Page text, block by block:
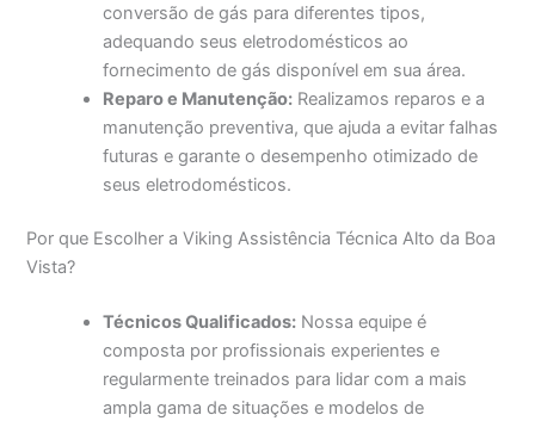
conversão de gás para diferentes tipos,
adequando seus eletrodomésticos ao
fornecimento de gás disponível em sua área.
Reparo e Manutenção: Realizamos reparos e a
manutenção preventiva, que ajuda a evitar falhas
futuras e garante o desempenho otimizado de
seus eletrodomésticos.
Por que Escolher a Viking Assistência Técnica Alto da Boa
Vista?
Técnicos Qualificados: Nossa equipe é
composta por profissionais experientes e
regularmente treinados para lidar com a mais
ampla gama de situações e modelos de